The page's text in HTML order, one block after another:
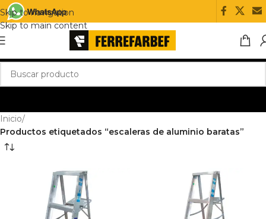
Skip to navigation
Skip to main content
Inicio/
Productos etiquetados “escaleras de aluminio baratas”